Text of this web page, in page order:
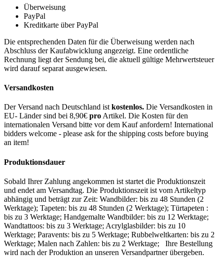
Überweisung
PayPal
Kreditkarte über PayPal
Die entsprechenden Daten für die Überweisung werden nach
Abschluss der Kaufabwicklung angezeigt. Eine ordentliche
Rechnung liegt der Sendung bei, die aktuell gültige Mehrwertsteuer
wird darauf separat ausgewiesen.
Versandkosten
Der Versand nach Deutschland ist kostenlos. Die Versandkosten in
EU- Länder sind bei 8,90€ pro Artikel. Die Kosten für den
internationalen Versand bitte vor dem Kauf anfordern! International
bidders welcome - please ask for the shipping costs before buying
an item!
Produktionsdauer
Sobald Ihrer Zahlung angekommen ist startet die Produktionszeit
und endet am Versandtag. Die Produktionszeit ist vom Artikeltyp
abhängig und beträgt zur Zeit: Wandbilder: bis zu 48 Stunden (2
Werktage); Tapeten: bis zu 48 Stunden (2 Werktage); Türtapeten :
bis zu 3 Werktage; Handgemalte Wandbilder: bis zu 12 Werktage;
Wandtattoos: bis zu 3 Werktage; Acrylglasbilder: bis zu 10
Werktage; Paravents: bis zu 5 Werktage; Rubbelweltkarten: bis zu 2
Werktage; Malen nach Zahlen: bis zu 2 Werktage; Ihre Bestellung
wird nach der Produktion an unseren Versandpartner übergeben.